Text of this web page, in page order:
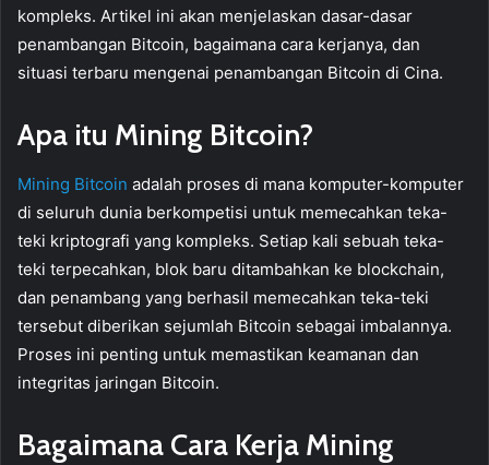
kompleks. Artikel ini akan menjelaskan dasar-dasar
penambangan Bitcoin, bagaimana cara kerjanya, dan
situasi terbaru mengenai penambangan Bitcoin di Cina.
Apa itu Mining Bitcoin?
Mining Bitcoin adalah proses di mana komputer-komputer
di seluruh dunia berkompetisi untuk memecahkan teka-
teki kriptografi yang kompleks. Setiap kali sebuah teka-
teki terpecahkan, blok baru ditambahkan ke blockchain,
dan penambang yang berhasil memecahkan teka-teki
tersebut diberikan sejumlah Bitcoin sebagai imbalannya.
Proses ini penting untuk memastikan keamanan dan
integritas jaringan Bitcoin.
Bagaimana Cara Kerja Mining